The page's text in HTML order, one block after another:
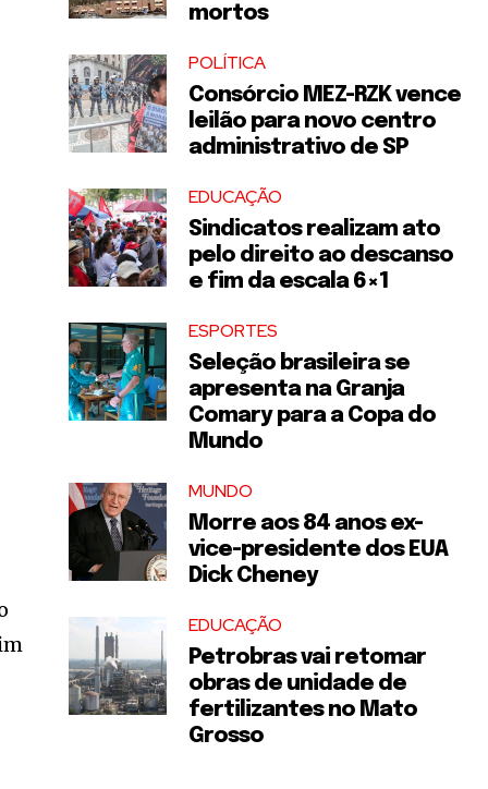
mortos
POLÍTICA
Consórcio MEZ-RZK vence
leilão para novo centro
administrativo de SP
EDUCAÇÃO
Sindicatos realizam ato
pelo direito ao descanso
e fim da escala 6×1
ESPORTES
Seleção brasileira se
apresenta na Granja
Comary para a Copa do
Mundo
MUNDO
Morre aos 84 anos ex-
vice-presidente dos EUA
Dick Cheney
EDUCAÇÃO
Petrobras vai retomar
obras de unidade de
fertilizantes no Mato
Grosso